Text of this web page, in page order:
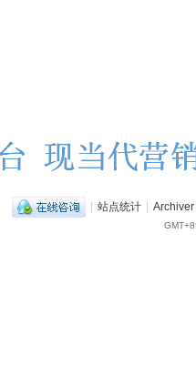
| 站点统计 | Archiver